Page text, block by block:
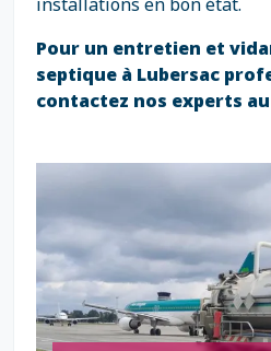
Pour un entretien et
septique à Lubersac
contactez nos experts au